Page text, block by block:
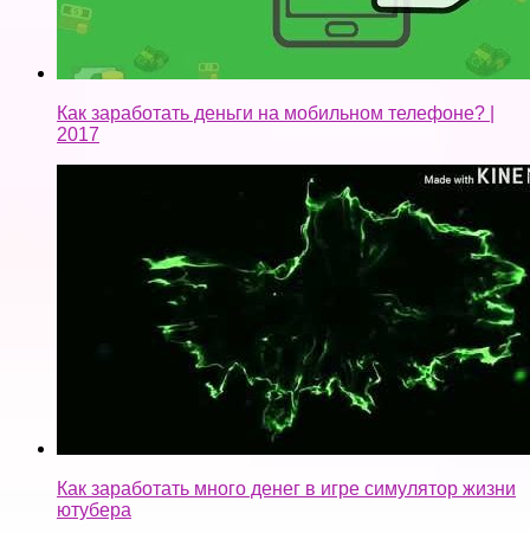
Как заработать деньги на мобильном телефоне? |
2017
Как заработать много денег в игре симулятор жизни
ютубера